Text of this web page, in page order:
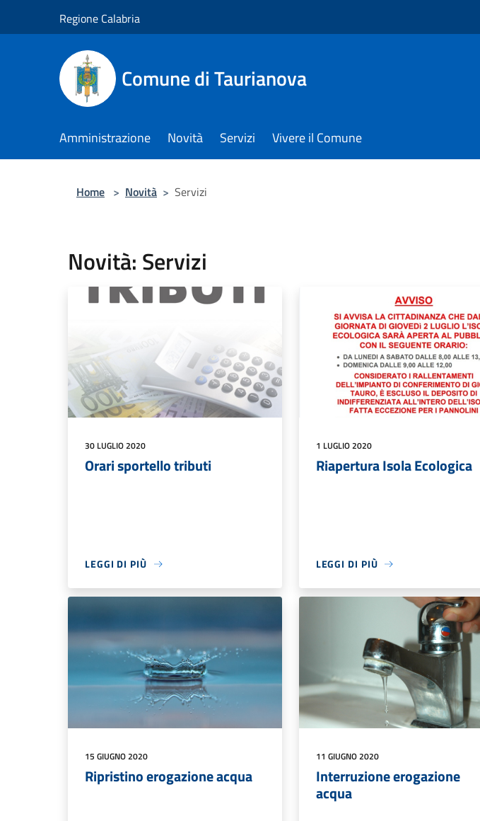
Regione Calabria
Comune di Taurianova
Amministrazione Novità Servizi Vivere il Comune
Home > Novità > Servizi
Novità: Servizi
30 LUGLIO 2020
Orari sportello tributi
LEGGI DI PIÙ
1 LUGLIO 2020
Riapertura Isola Ecologica
LEGGI DI PIÙ
15 GIUGNO 2020
Ripristino erogazione acqua
11 GIUGNO 2020
Interruzione erogazione
acqua